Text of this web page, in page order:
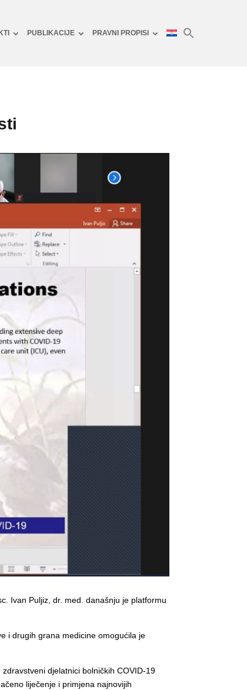
PUBLIKACIJE PRAVNI PROPISI
Ivan Puljiz, dr. med. današnju je platformu
i drugih grana medicine omogućila je
djelatnici bolničkih COVID-19
liječenje i primjena najnovijih